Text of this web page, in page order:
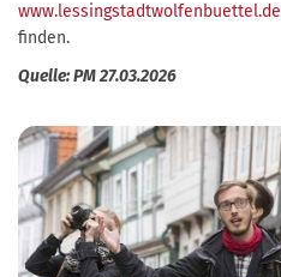
finden.
Quelle: PM 27.03.2026